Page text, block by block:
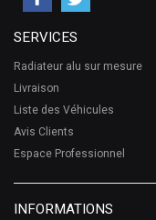
SERVICES
Radiateur alu sur mesure
Livraison
Liste des Véhicules
Avis Clients
Espace Professionnel
INFORMATIONS